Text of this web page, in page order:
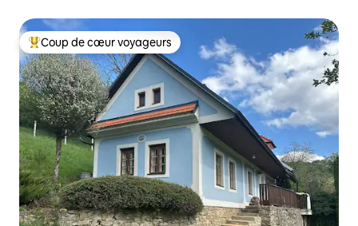
Coup de cœur voyageurs parmi les plus aimés
Coup de cœur voyageurs